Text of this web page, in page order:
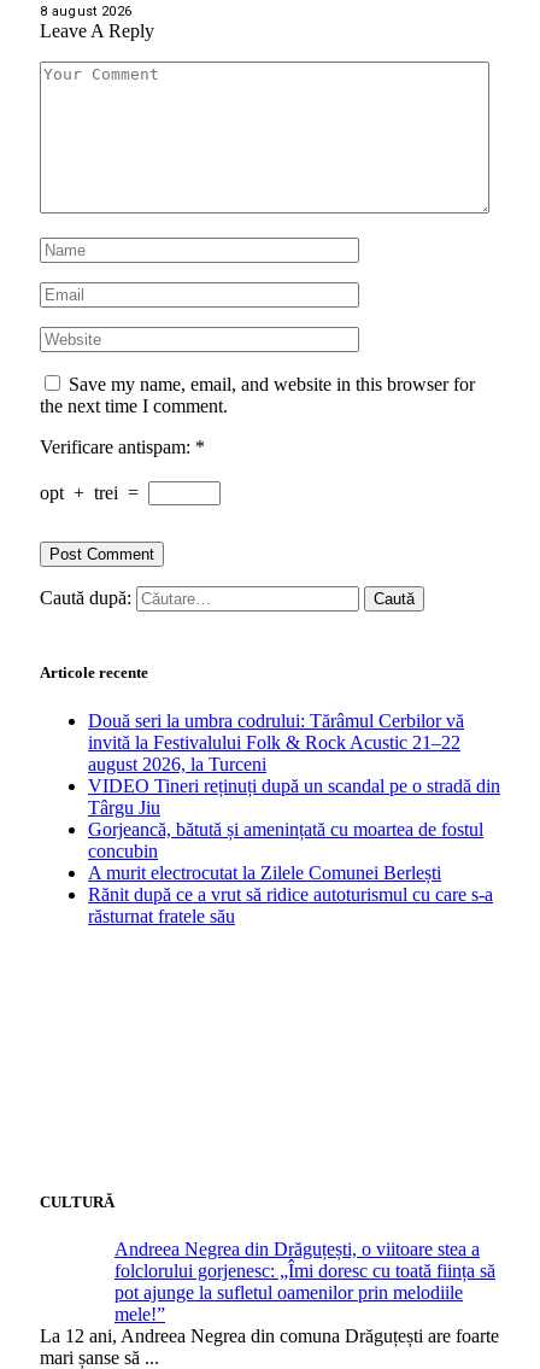
8 august 2026
Leave A Reply
Save my name, email, and website in this browser for
the next time I comment.
Verificare antispam: *
opt + trei =
Caută după:
Articole recente
Două seri la umbra codrului: Tărâmul Cerbilor vă
invită la Festivalului Folk & Rock Acustic 21–22
august 2026, la Turceni
VIDEO Tineri reținuți după un scandal pe o stradă din
Târgu Jiu
Gorjeancă, bătută și amenințată cu moartea de fostul
concubin
A murit electrocutat la Zilele Comunei Berlești
Rănit după ce a vrut să ridice autoturismul cu care s-a
răsturnat fratele său
CULTURĂ
Andreea Negrea din Drăguțești, o viitoare stea a
folclorului gorjenesc: „Îmi doresc cu toată ființa să
pot ajunge la sufletul oamenilor prin melodiile
mele!”
La 12 ani, Andreea Negrea din comuna Drăguțești are foarte
mari șanse să ...